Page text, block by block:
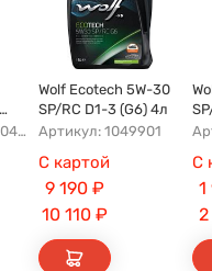
Артикул: GEE1010453040120530004
Wolf Ecotech 5W-30
SP/RC D1-3 (G6) 4л
Артикул: 1049901
С картой
9 190₽
10 110₽
С
1
2